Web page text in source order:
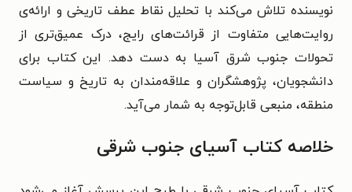
نویسنده تلاش می‌کند با تحلیل نقاط عطف تاریخی و ارائه‌ی
روایت‌هایی متفاوت از قرائت‌های رایج، درک عمیق‌تری از
تحولات جنوب شرق آسیا به دست دهد. این کتاب برای
دانشجویان، پژوهشگران و علاقه‌مندان به تاریخ و سیاست
منطقه، منبعی قابل‌توجه به شمار می‌آید.
خلاصه کتاب آسیای جنوب شرقی